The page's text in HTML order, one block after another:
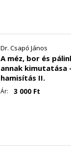
Dr. Csapó János
A méz, bor és
annak kimutatása
hamisítás II.
Ár: 3 000 Ft